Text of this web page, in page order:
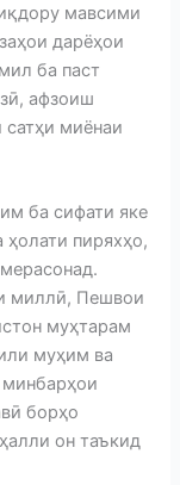
мавсими
дарёҳои
ба паст
афзоиш
миёнаи
ба сифати яке
пиряхҳо,
миллӣ, Пешвои
муҳтарам
муҳим ва
борҳо
он таъкид